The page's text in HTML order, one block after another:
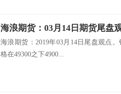
海浪期货：03月14日期货尾盘
海浪期货：2019年03月14日尾盘观点
格在49300之下4900...